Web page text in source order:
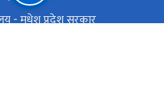
- मधेश प्रदेश सरकार